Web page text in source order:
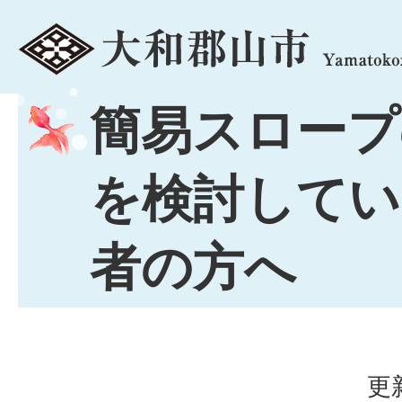
menu
簡易スロー
を検討して
者の方へ
更